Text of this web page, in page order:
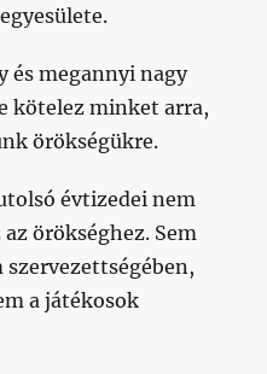
és megannyi nagy
kötelez minket arra,
örökségükre.
évtizedei nem
örökséghez. Sem
szervezettségében,
a játékosok